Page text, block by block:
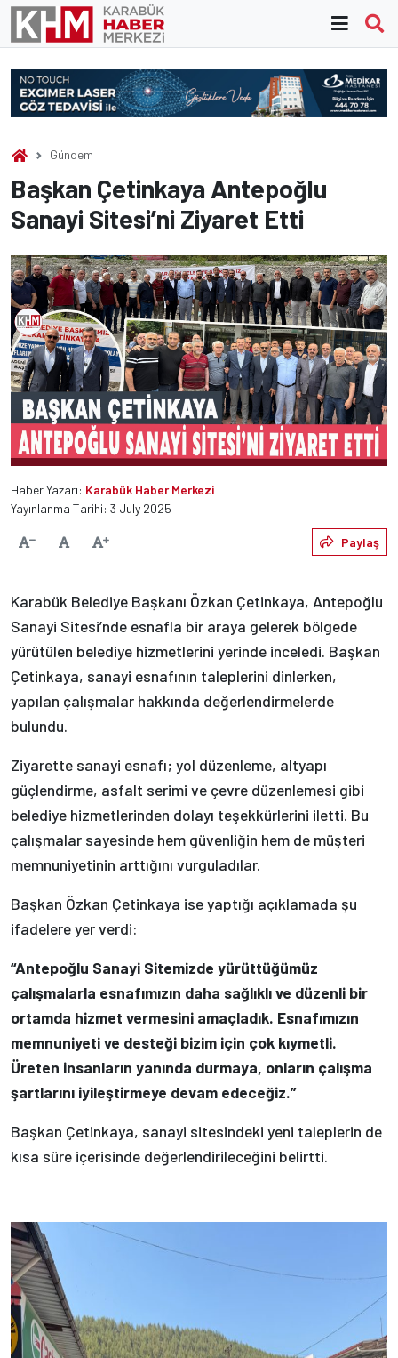
Skip
content
Gündem
Başkan Çetinkaya Antepoğlu
Sanayi Sitesi’ni Ziyaret Etti
Haber Yazarı: Karabük Haber Merkezi
Yayınlanma Tarihi: 3 July 2025
Yazıyı KüçültVarsayılanYazıyı Büyüt Paylaş
Karabük Belediye Başkanı Özkan Çetinkaya, Antepoğlu
Sanayi Sitesi’nde esnafla bir araya gelerek bölgede
yürütülen belediye hizmetlerini yerinde inceledi. Başkan
Çetinkaya, sanayi esnafının taleplerini dinlerken,
yapılan çalışmalar hakkında değerlendirmelerde
bulundu.
Ziyarette sanayi esnafı; yol düzenleme, altyapı
güçlendirme, asfalt serimi ve çevre düzenlemesi gibi
belediye hizmetlerinden dolayı teşekkürlerini iletti. Bu
çalışmalar sayesinde hem güvenliğin hem de müşteri
memnuniyetinin arttığını vurguladılar.
Başkan Özkan Çetinkaya ise yaptığı açıklamada şu
ifadelere yer verdi:
“Antepoğlu Sanayi Sitemizde yürüttüğümüz
çalışmalarla esnafımızın daha sağlıklı ve düzenli bir
ortamda hizmet vermesini amaçladık. Esnafımızın
memnuniyeti ve desteği bizim için çok kıymetli.
Üreten insanların yanında durmaya, onların çalışma
şartlarını iyileştirmeye devam edeceğiz.”
Başkan Çetinkaya, sanayi sitesindeki yeni taleplerin de
kısa süre içerisinde değerlendirileceğini belirtti.